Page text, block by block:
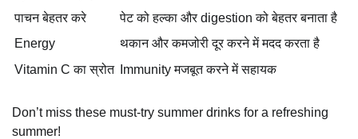
पाचन बेहतर करे
पेट को हल्का और digestion को बेहतर बनाता है
Energy
थकान और कमजोरी दूर करने में मदद करता है
Vitamin C का स्रोत
Immunity मजबूत करने में सहायक
Don’t miss these must-try summer drinks for a refreshing
summer!